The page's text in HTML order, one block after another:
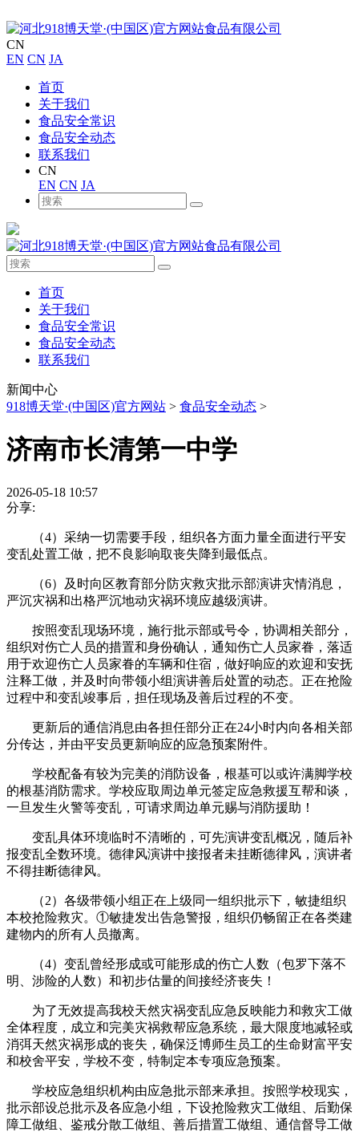
CN
EN CN JA
首页
关于我们
食品安全常识
食品安全动态
联系我们
CN
EN CN JA
首页
关于我们
食品安全常识
食品安全动态
联系我们
新闻中心
918博天堂·(中国区)官方网站 > 食品安全动态 >
济南市长清第一中学
2026-05-18 10:57
分享:
（4）采纳一切需要手段，组织各方面力量全面进行平安
变乱处置工做，把不良影响取丧失降到最低点。
（6）及时向区教育部分防灾救灾批示部演讲灾情消息，
严沉灾祸和出格严沉地动灾祸环境应越级演讲。
按照变乱现场环境，施行批示部或号令，协调相关部分，
组织对伤亡人员的措置和身份确认，通知伤亡人员家眷，落适
用于欢迎伤亡人员家眷的车辆和住宿，做好响应的欢迎和安抚
注释工做，并及时向带领小组演讲善后处置的动态。正在抢险
过程中和变乱竣事后，担任现场及善后过程的不变。
更新后的通信消息由各担任部分正在24小时内向各相关部
分传达，并由平安员更新响应的应急预案附件。
学校配备有较为完美的消防设备，根基可以或许满脚学校
的根基消防需求。学校应取周边单元签定应急救援互帮和谈，
一旦发生火警等变乱，可请求周边单元赐与消防援助！
变乱具体环境临时不清晰的，可先演讲变乱概况，随后补
报变乱全数环境。德律风演讲中接报者未挂断德律风，演讲者
不得挂断德律风。
（2）各级带领小组正在上级同一组织批示下，敏捷组织
本校抢险救灾。①敏捷发出告急警报，组织仍畅留正在各类建
建物内的所有人员撤离。
（4）变乱曾经形成或可能形成的伤亡人数（包罗下落不
明、涉险的人数）和初步估量的间接经济丧失！
为了无效提高我校天然灾祸变乱应急反映能力和救灾工做
全体程度，成立和完美灾祸救帮应急系统，最大限度地减轻或
消弭天然灾祸形成的丧失，确保泛博师生员工的生命财富平安
和校舍平安，学校不变，特制定本专项应急预案。
学校应急组织机构由应急批示部来承担。按照学校现实，
批示部设总批示及各应急小组，下设抢险救灾工做组、后勤保
障工做组、鉴戒分散工做组、善后措置工做组、通信督导工做